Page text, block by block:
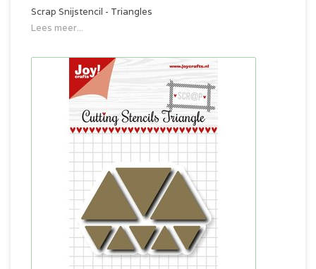
Scrap Snijstencil - Triangles
Lees meer...